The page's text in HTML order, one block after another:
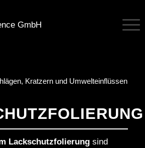
Kratzern und Umwelteinflüssen
Lackschutzfolierungsind